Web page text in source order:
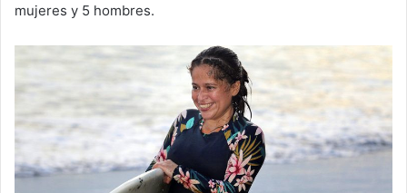
mujeres y 5 hombres.